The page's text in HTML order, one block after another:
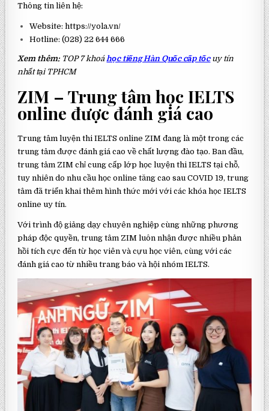
Thông tin liên hệ:
Website: https://yola.vn/
Hotline: (028) 22 644 666
Xem thêm: TOP 7 khoá học tiếng Hàn Quốc cấp tốcuy tín
nhất tại TPHCM
ZIM – Trung tâm học IELTS
online được đánh giá cao
Trung tâm luyện thi IELTS online ZIM đang là một trong các
trung tâm được đánh giá cao về chất lượng đào tạo. Ban đầu,
trung tâm ZIM chỉ cung cấp lớp học luyện thi IELTS tại chỗ,
tuy nhiên do nhu cầu học online tăng cao sau COVID 19, trung
tâm đã triển khai thêm hình thức mới với các khóa học IELTS
online uy tín.
Với trình độ giảng dạy chuyên nghiệp cùng những phương
pháp độc quyền, trung tâm ZIM luôn nhận được nhiều phản
hồi tích cực đến từ học viên và cựu học viên, cùng với các
đánh giá cao từ nhiều trang báo và hội nhóm IELTS.